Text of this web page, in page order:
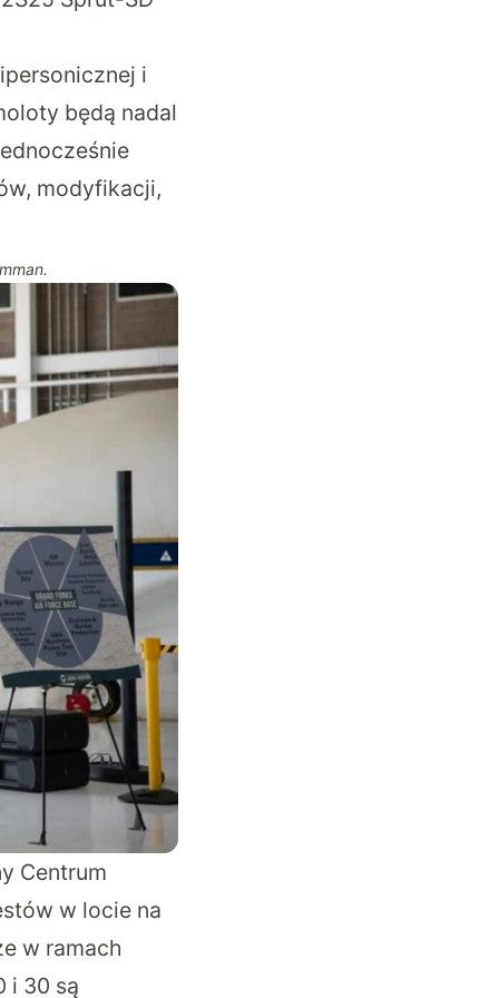
i
będą nadal
modyfikacji,
Centrum
w locie na
w ramach
i 30 są